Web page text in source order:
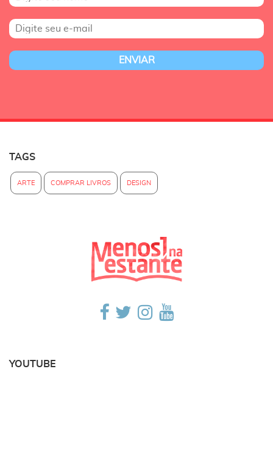
TAGS
ARTE COMPRAR LIVROS DESIGN
YOUTUBE